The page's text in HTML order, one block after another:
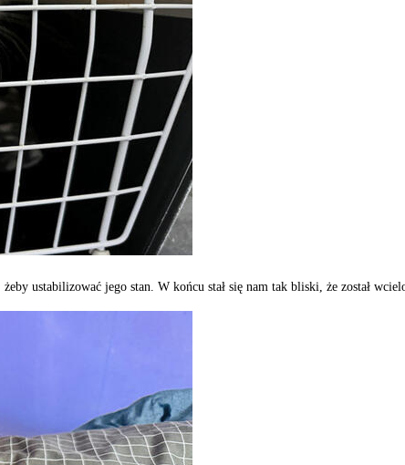
ustabilizować jego stan. W końcu stał się nam tak bliski, że został